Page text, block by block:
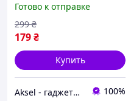
микрофиброй, разные
цвета
Готово к отправке
179₴
299 ₴
Купить
Aksel - гаджети та мобільні аксесуари 100%